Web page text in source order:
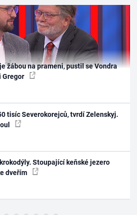
žábou na prameni, pustil se Vondra
Gregor
tisíc Severokorejců, tvrdí Zelenskyj.
Stoupající keňské jezero
dveřím